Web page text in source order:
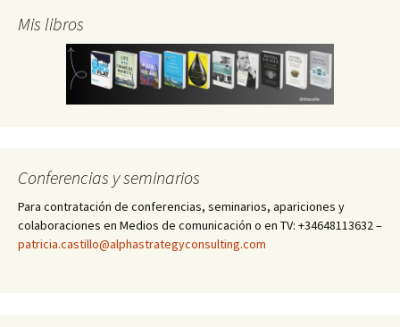
Mis libros
Conferencias y seminarios
Para contratación de conferencias, seminarios, apariciones y
colaboraciones en Medios de comunicación o en TV: +34648113632 –
patricia.castillo@alphastrategyconsulting.com